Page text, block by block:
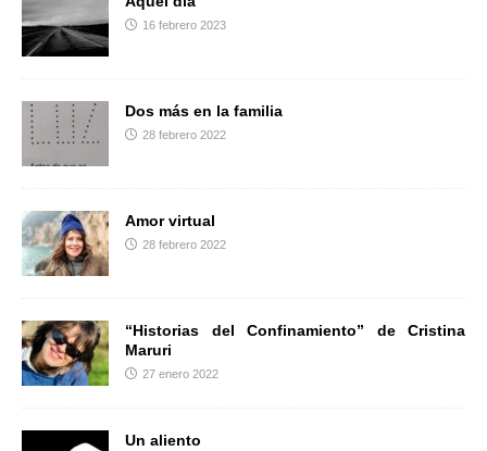
k
16 febrero 2023
Dos más en la familia
28 febrero 2022
Amor virtual
28 febrero 2022
“Historias del Confinamiento” de Cristina
Maruri
27 enero 2022
Un aliento